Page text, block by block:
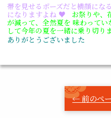
帯を見せるポーズだと横顔にな
になりますよね ♥
お祭りや、
が減って、全然夏を 味わってい
して今年の夏を一緒に乗り切り
ありがとうございました
← 前のペ